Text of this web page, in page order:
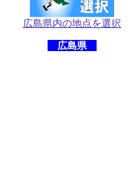
広島県内の地点を選択
広島県